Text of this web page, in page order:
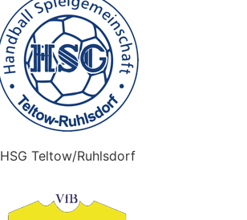
HSG Teltow/Ruhlsdorf